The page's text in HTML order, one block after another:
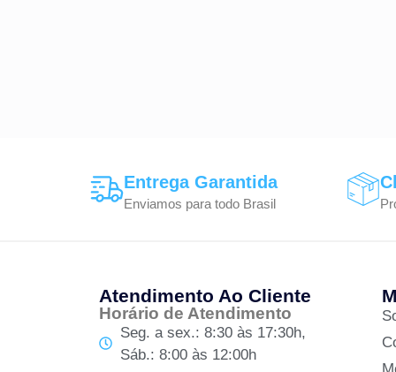
Entrega Garantida
Enviamos para todo Brasil
Atendimento Ao Cliente
Horário de Atendimento
Seg. a sex.: 8:30 às 17:30h,
Sáb.: 8:00 às 12:00h